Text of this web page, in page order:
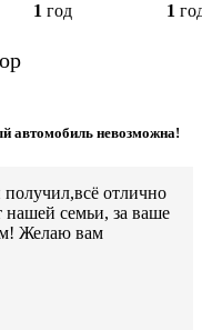
1 год 1
автомобиль невозможна!
отлично
семьи, за ваше
Желаю вам